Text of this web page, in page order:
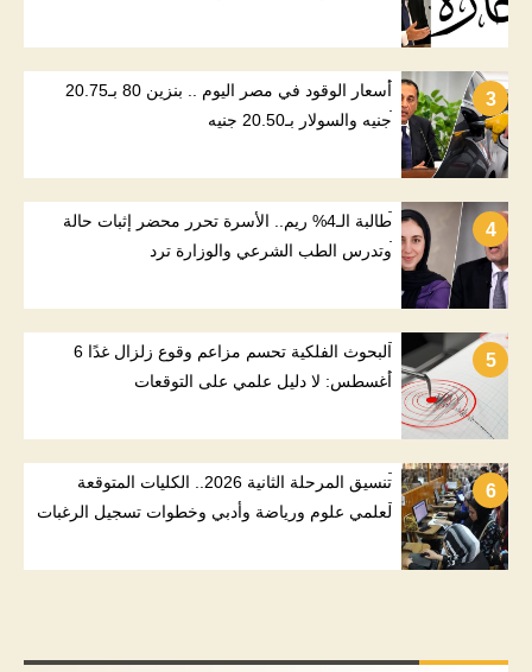
3
أسعار الوقود في مصر اليوم .. بنزين 80 بـ20.75
جنيه والسولار بـ20.50 جنيه
4
طالبة الـ4% ريم.. الأسرة تحرر محضر إثبات حالة
وتدرس الطب الشرعي والوزارة ترد
5
البحوث الفلكية تحسم مزاعم وقوع زلزال غدًا 6
أغسطس: لا دليل علمي على التوقعات
6
تنسيق المرحلة الثانية 2026.. الكليات المتوقعة
لعلمي علوم ورياضة وأدبي وخطوات تسجيل الرغبات